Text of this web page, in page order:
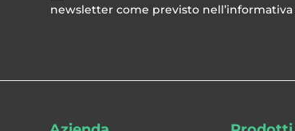
newsletter come previsto nell’informativa